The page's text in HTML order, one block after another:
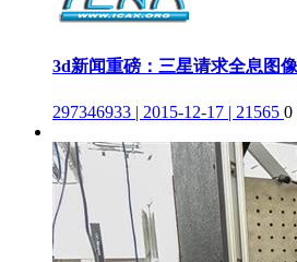
3d新闻重磅：三星请求全息图
297346933 | 2015-12-17 | 21565 0